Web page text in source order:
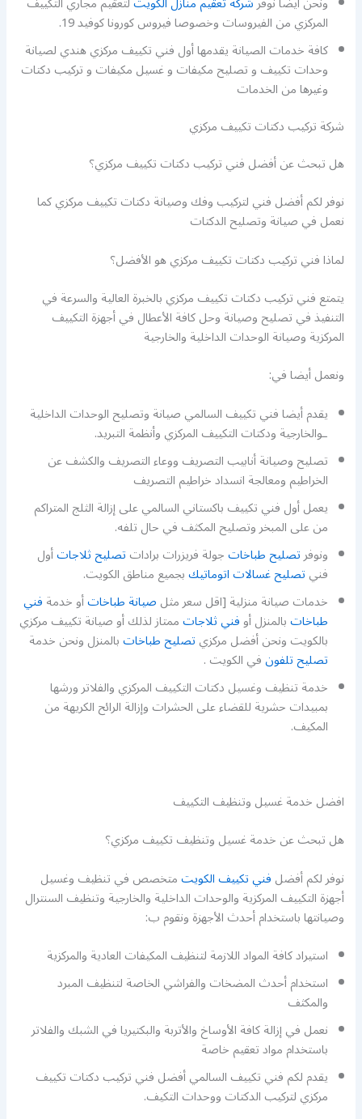
المركزي من الفيروسات وخصوصا فيروس كورونا كوفيد 19.
كافة خدمات الصيانة يقدمها أول فني تكييف مركزي هندي لصيانة
وحدات تكييف و تصليح مكيفات و غسيل مكيفات و تركيب دكتات
وغيرها من الخدمات
شركة تركيب دكتات تكييف مركزي
هل تبحث عن أفضل فني تركيب دكتات تكييف مركزي؟
نوفر لكم أفضل فني لتركيب وفك وصيانة دكتات تكييف مركزي كما
نعمل في صيانة وتصليح الدكتات
لماذا فني تركيب دكتات تكييف مركزي هو الأفضل؟
يتمتع فني تركيب دكتات تكييف مركزي بالخبرة العالية والسرعة في
التنفيذ في تصليح وصيانة وحل كافة الأعطال في أجهزة التكييف
المركزية وصيانة الوحدات الداخلية والخارجية
ونعمل أيضا في:
يقدم أيضا فني تكييف السالمي صيانة وتصليح الوحدات الداخلية
ـوالخارجية ودكتات التكييف المركزي وأنظمة التبريد.
تصليح وصيانة أنابيب التصريف ووعاء التصريف والكشف عن
الخراطيم ومعالجة انسداد خراطيم التصريف
يعمل أول فني تكييف باكستاني السالمي على إزالة الثلج المتراكم
من على المبخر وتصليح المكثف في حال تلفه.
ونوفرتصليح طباخاتجولة فريزرات براداتتصليح ثلاجاتأول
فنيتصليح غسالات اتوماتيكبجميع مناطق الكويت.
خدمات صيانة منزلية [اقل سعر مثلصيانة طباخاتأو خدمةفني
طباخاتبالمنزل أوفني ثلاجاتممتاز لذلك أو صيانة تكييف مركزي
بالكويت ونحن أفضل مركزيتصليح طباخاتبالمنزل ونحن خدمة
تصليح تلفونفي الكويت .
خدمة تنظيف وغسيل دكتات التكييف المركزي والفلاتر ورشها
بمبيدات حشرية للقضاء على الحشرات وإزالة الرائح الكريهة من
المكيف.
افضل خدمة غسيل وتنظيف التكييف
هل تبحث عن خدمة غسيل وتنظيف تكييف مركزي؟
نوفر لكم أفضلفني تكييف الكويتمتخصص في تنظيف وغسيل
أجهزة التكييف المركزية والوحدات الداخلية والخارجية وتنظيف السنترال
وصيانتها باستخدام أحدث الأجهزة ونقوم ب:
استيراد كافة المواد اللازمة لتنظيف المكيفات العادية والمركزية
استخدام أحدث المضخات والفراشي الخاصة لتنظيف المبرد
والمكثف
نعمل في إزالة كافة الأوساخ والأتربة والبكتيريا في الشبك والفلاتر
باستخدام مواد تعقيم خاصة
يقدم لكم فني تكييف السالمي أفضل فني تركيب دكتات تكييف
مركزي لتركيب الدكتات ووحدات التكيف.